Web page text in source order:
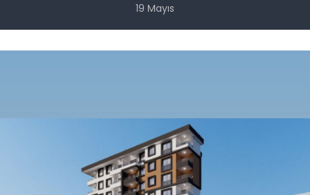
19 Mayıs